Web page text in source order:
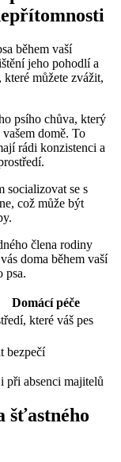
během vaší
jeho pohodlí a
můžete zvážit,
psího chůva, který
domě. To
rádi konzistenci a
socializovat se s
což může být
člena rodiny
doma během vaší
psa.
Domácí péče
které váš pes
bezpečí
šťastného